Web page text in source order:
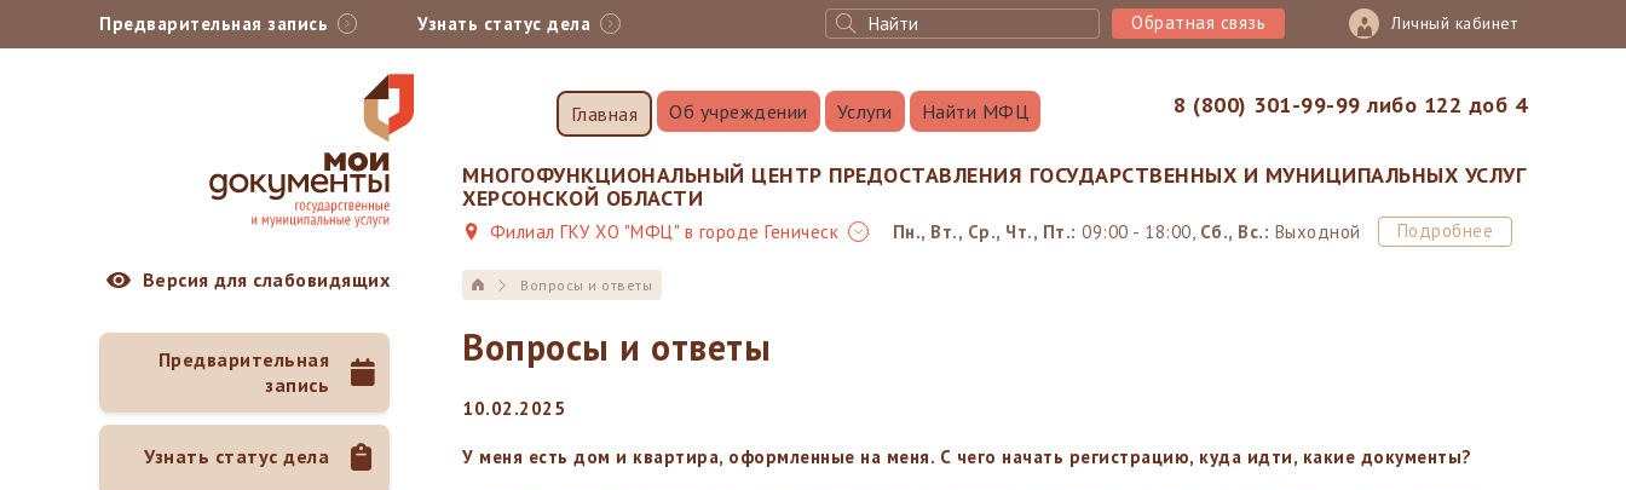
Предварительная запись Узнать статус дела Личный кабинет
8 (800) 301-99-99 либо 122 доб 4
Обратная связь
Главная Об учреждении Услуги Найти МФЦ
МНОГОФУНКЦИОНАЛЬНЫЙ ЦЕНТР ПРЕДОСТАВЛЕНИЯ ГОСУДАРСТВЕННЫХ И МУНИЦИПАЛЬНЫХ УСЛУГ
ХЕРСОНСКОЙ ОБЛАСТИ
Филиал ГКУ ХО "МФЦ" в городе Геническ Пн., Вт., Ср., Чт., Пт.: 09:00 - 18:00, Сб., Вс.: Выходной Подробнее
Версия для слабовидящих
Предварительная
запись
Узнать статус дела
Вопросы и ответы
Вопросы и ответы
10.02.2025
У меня есть дом и квартира, оформленные на меня. С чего начать регистрацию, куда идти, какие документы?